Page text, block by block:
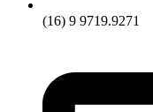
(16) 9 9719.9271